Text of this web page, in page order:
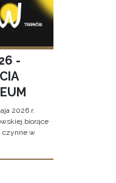
-
2026 r.
biorące
czynne w